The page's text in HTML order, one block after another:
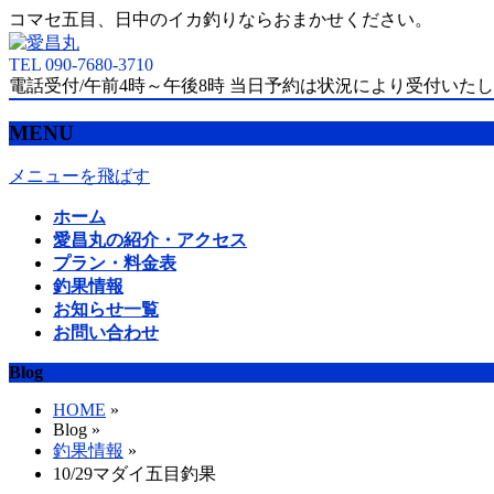
コマセ五目、日中のイカ釣りならおまかせください。
TEL 090-7680-3710
電話受付/午前4時～午後8時 当日予約は状況により受付いた
MENU
メニューを飛ばす
ホーム
愛昌丸の紹介・アクセス
プラン・料金表
釣果情報
お知らせ一覧
お問い合わせ
Blog
HOME »
Blog »
釣果情報 »
10/29マダイ五目釣果